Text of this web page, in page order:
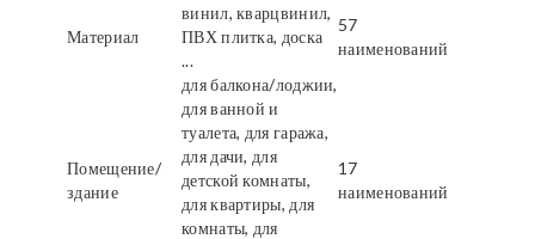
Материал
винил, кварцвинил,
ПВХ плитка, доска
...
57
наименований
Помещение/
здание
для балкона/лоджии,
для ванной и
туалета, для гаража,
для дачи, для
детской комнаты,
для квартиры, для
комнаты, для
17
наименований